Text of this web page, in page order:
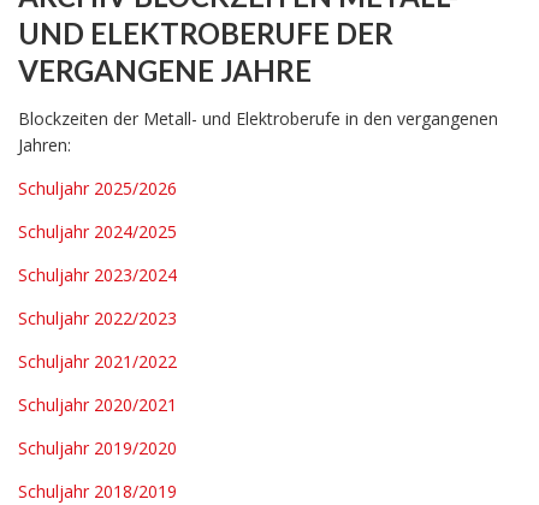
UND ELEKTROBERUFE DER
VERGANGENE JAHRE
Blockzeiten der Metall- und Elektroberufe in den vergangenen
Jahren:
Schuljahr 2025/2026
Schuljahr 2024/2025
Schuljahr 2023/2024
Schuljahr 2022/2023
Schuljahr 2021/2022
Schuljahr 2020/2021
Schuljahr 2019/2020
Schuljahr 2018/2019